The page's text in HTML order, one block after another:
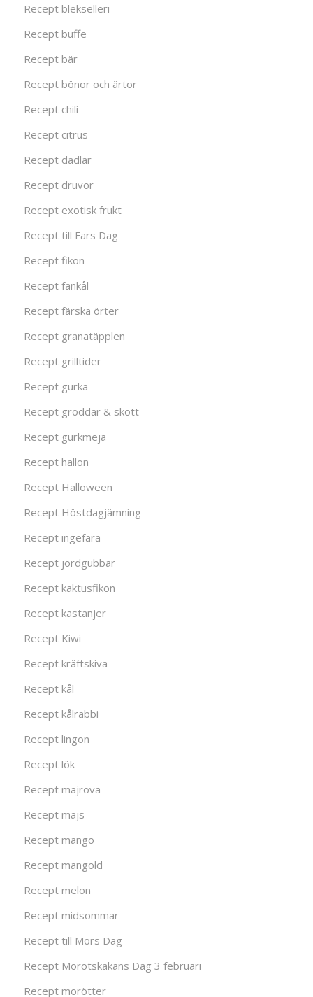
Recept blekselleri
Recept buffe
Recept bär
Recept bönor och ärtor
Recept chili
Recept citrus
Recept dadlar
Recept druvor
Recept exotisk frukt
Recept till Fars Dag
Recept fikon
Recept fänkål
Recept färska örter
Recept granatäpplen
Recept grilltider
Recept gurka
Recept groddar & skott
Recept gurkmeja
Recept hallon
Recept Halloween
Recept Höstdagjämning
Recept ingefära
Recept jordgubbar
Recept kaktusfikon
Recept kastanjer
Recept Kiwi
Recept kräftskiva
Recept kål
Recept kålrabbi
Recept lingon
Recept lök
Recept majrova
Recept majs
Recept mango
Recept mangold
Recept melon
Recept midsommar
Recept till Mors Dag
Recept Morotskakans Dag 3 februari
Recept morötter